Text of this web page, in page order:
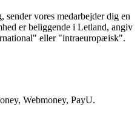
vores medarbejder dig en
er beliggende i Letland, angiv
eller "intraeuropæisk".
Webmoney, PayU.